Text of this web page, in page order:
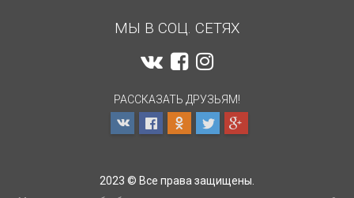
МЫ В СОЦ. СЕТЯХ
РАССКАЗАТЬ ДРУЗЬЯМ!
2023 © Все права защищены.